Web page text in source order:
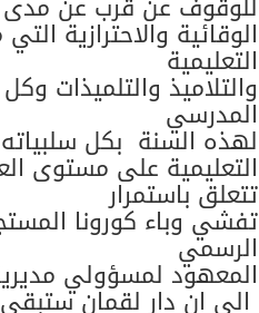
الوقائية والاحترازية
التعليمية
والتلاميذ والتلميذات
المدرسي
لهذه السنة بكل
التعليمية على مستوى
تتعلق باستمرار
تفشي وباء كورونا
الرسمي
المعهود لمسؤولي مديرية
الى ان دار لقمان